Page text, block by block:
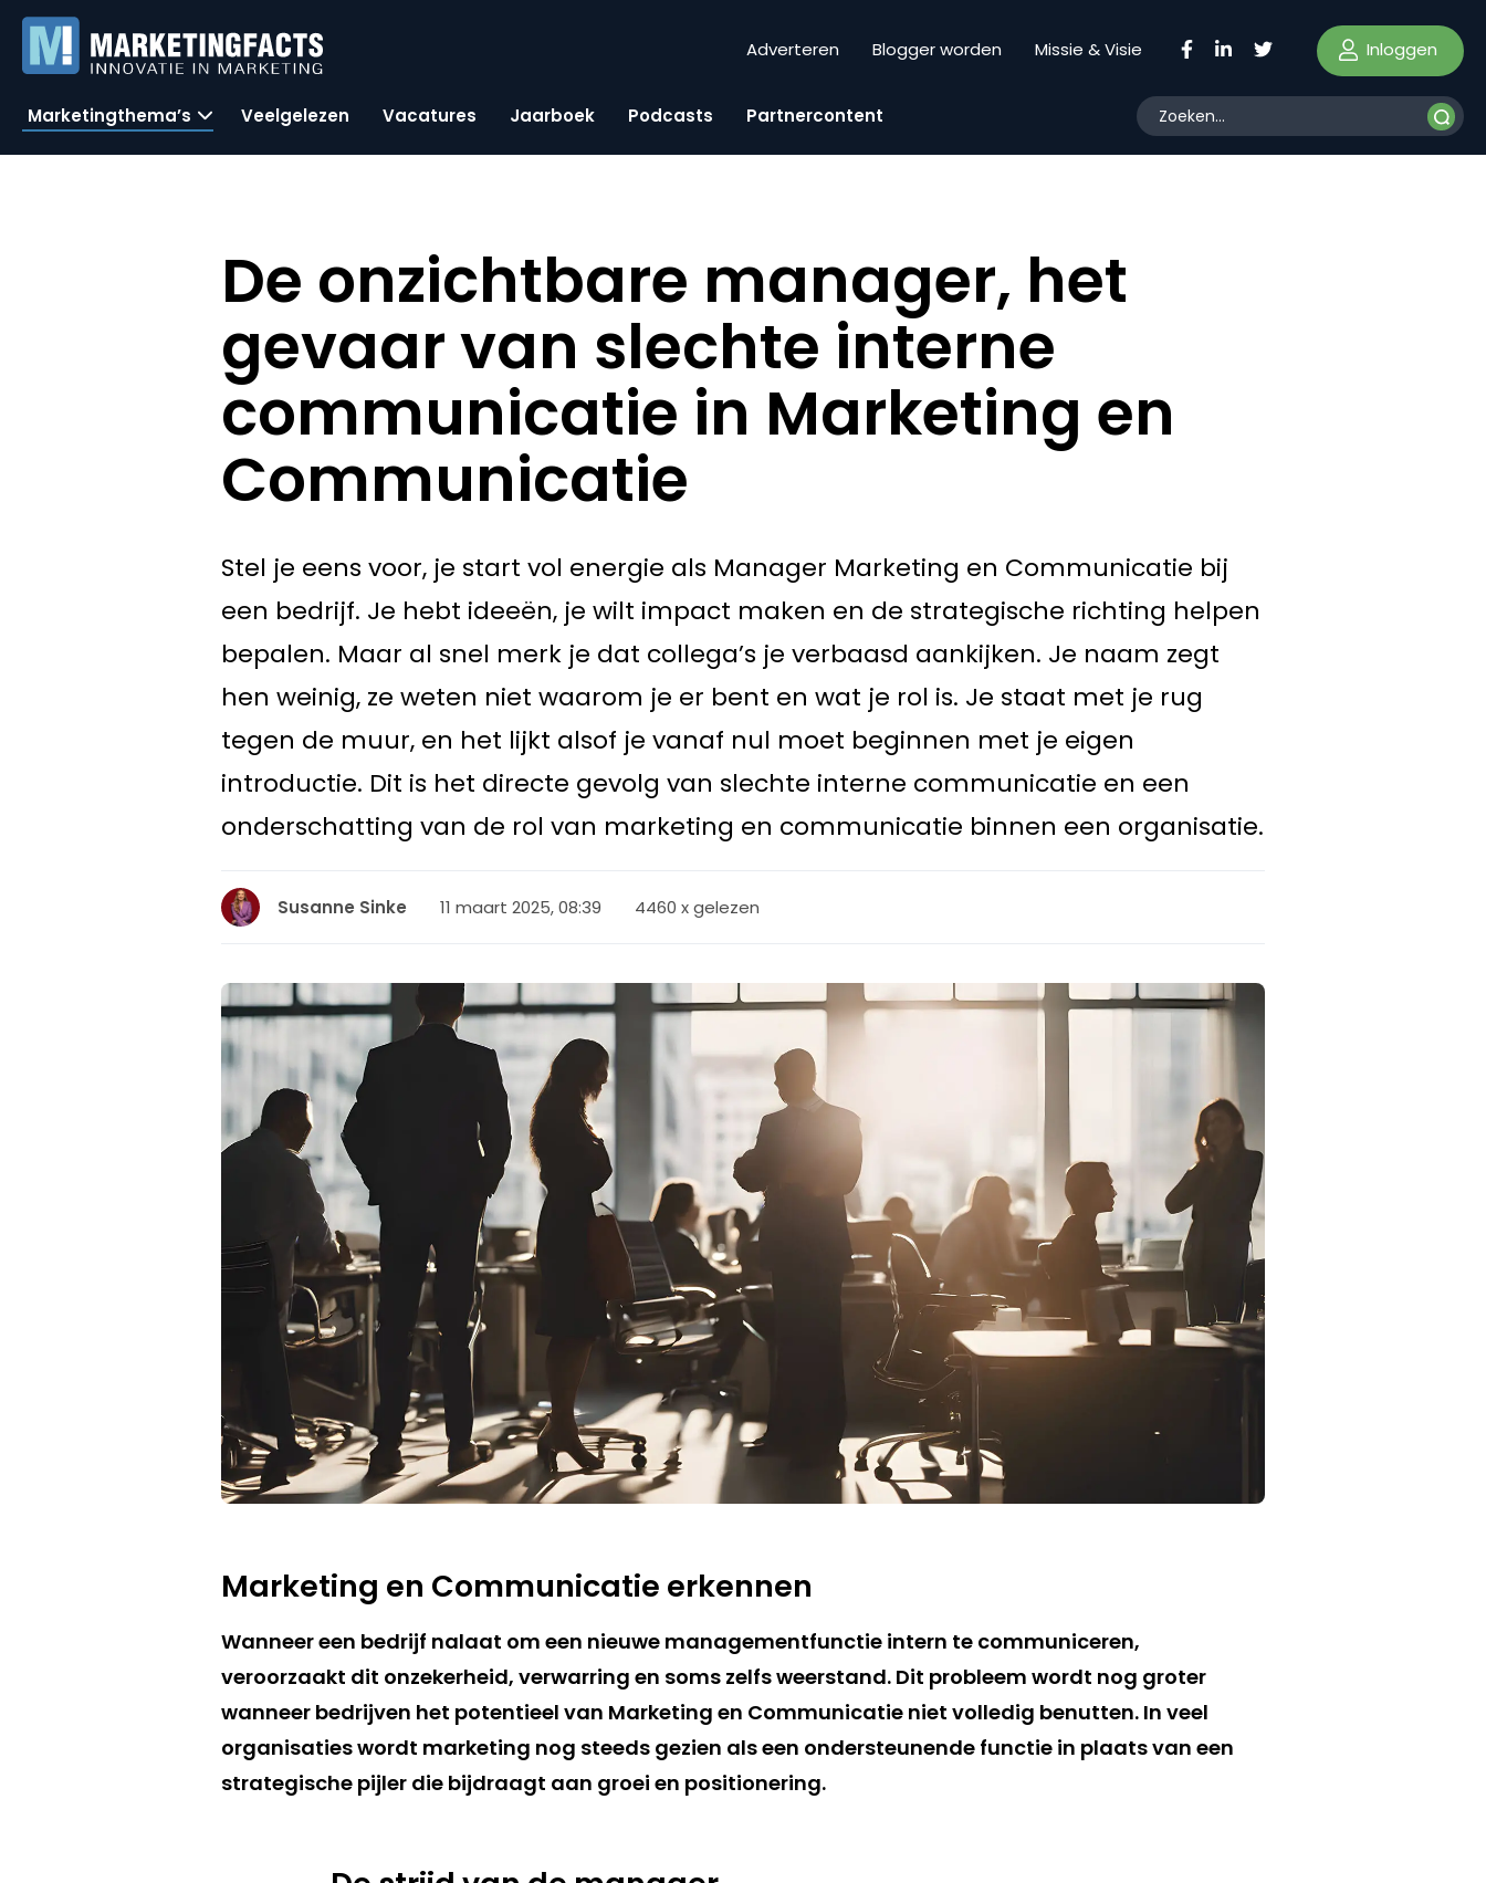
Adverteren Blogger worden Missie & Visie Inloggen
Marketingthema’s Veelgelezen Vacatures Jaarboek Podcasts Partnercontent
De onzichtbare manager, het
gevaar van slechte interne
communicatie in Marketing en
Communicatie
Stel je eens voor, je start vol energie als Manager Marketing en Communicatie bij
een bedrijf. Je hebt ideeën, je wilt impact maken en de strategische richting helpen
bepalen. Maar al snel merk je dat collega’s je verbaasd aankijken. Je naam zegt
hen weinig, ze weten niet waarom je er bent en wat je rol is. Je staat met je rug
tegen de muur, en het lijkt alsof je vanaf nul moet beginnen met je eigen
introductie. Dit is het directe gevolg van slechte interne communicatie en een
onderschatting van de rol van marketing en communicatie binnen een organisatie.
Susanne Sinke 11 maart 2025, 08:39 4460 x gelezen
Marketing en Communicatie erkennen
Wanneer een bedrijf nalaat om een nieuwe managementfunctie intern te communiceren,
veroorzaakt dit onzekerheid, verwarring en soms zelfs weerstand. Dit probleem wordt nog groter
wanneer bedrijven het potentieel van Marketing en Communicatie niet volledig benutten. In veel
organisaties wordt marketing nog steeds gezien als een ondersteunende functie in plaats van een
strategische pijler die bijdraagt aan groei en positionering.